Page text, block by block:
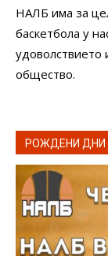
НАЛБ има за
баскетбола у
удоволствието
общество.
РОЖДЕНИ ДНИ